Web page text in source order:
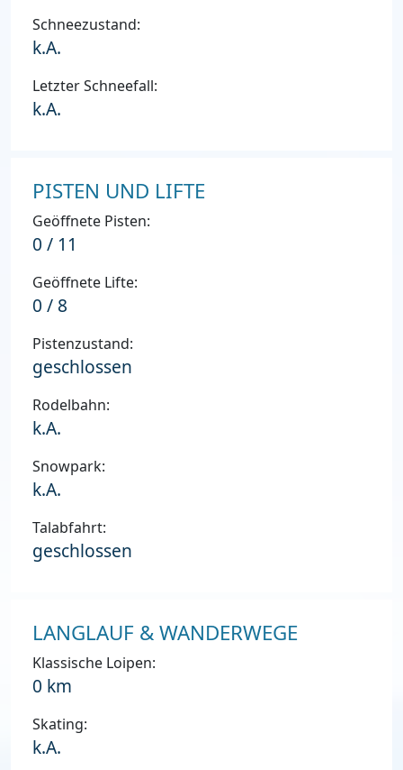
Schneezustand:
k.A.
Letzter Schneefall:
k.A.
PISTEN UND LIFTE
Geöffnete Pisten:
0 / 11
Geöffnete Lifte:
0 / 8
Pistenzustand:
geschlossen
Rodelbahn:
k.A.
Snowpark:
k.A.
Talabfahrt:
geschlossen
LANGLAUF & WANDERWEGE
Klassische Loipen:
0 km
Skating:
k.A.